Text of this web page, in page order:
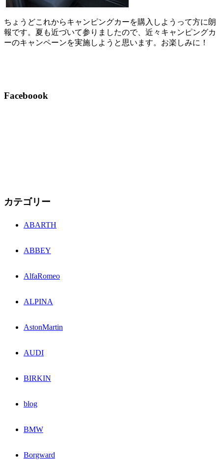
ちょうどこれからキャンピングカーを購入しようって方に朗
報です。夏も近づいて参りましたので、近々キャンピングカ
ーのキャンペーンを実施しようと思います。お楽しみに！
Faceboook
カテゴリー
ABARTH
ABBEY
AlfaRomeo
ALPINA
AstonMartin
AUDI
BIRKIN
blog
BMW
Borgward